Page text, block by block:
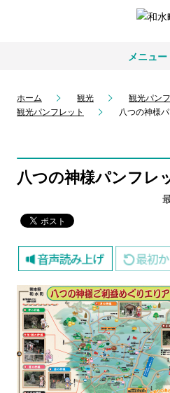
メニュー
ホーム 観光
観光パン
観光パンフレット
八つの神様
八つの神様パンフレ